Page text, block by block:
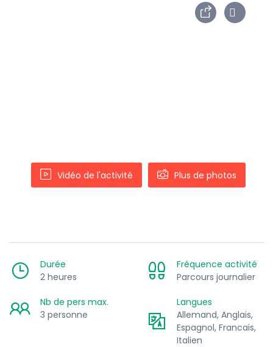
Vidéo de l'activité Plus de photos
Durée
2 heures
Fréquence activité
Parcours journalier
Nb de pers max.
3 personne
Langues
Allemand, Anglais,
Espagnol, Francais,
Italien